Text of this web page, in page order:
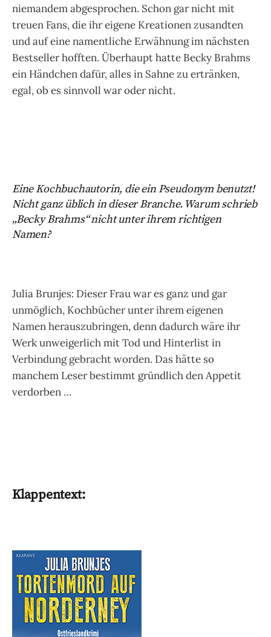
niemandem abgesprochen. Schon gar nicht mit
treuen Fans, die ihr eigene Kreationen zusandten
und auf eine namentliche Erwähnung im nächsten
Bestseller hofften. Überhaupt hatte Becky Brahms
ein Händchen dafür, alles in Sahne zu ertränken,
egal, ob es sinnvoll war oder nicht.
Eine Kochbuchautorin, die ein Pseudonym benutzt!
Nicht ganz üblich in dieser Branche. Warum schrieb
„Becky Brahms“ nicht unter ihrem richtigen
Namen?
Julia Brunjes: Dieser Frau war es ganz und gar
unmöglich, Kochbücher unter ihrem eigenen
Namen herauszubringen, denn dadurch wäre ihr
Werk unweigerlich mit Tod und Hinterlist in
Verbindung gebracht worden. Das hätte so
manchem Leser bestimmt gründlich den Appetit
verdorben …
Klappentext: